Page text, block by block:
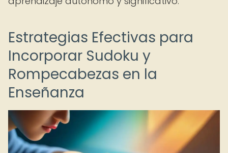
Estrategias Efectivas para
Incorporar Sudoku y
Rompecabezas en la
Enseñanza